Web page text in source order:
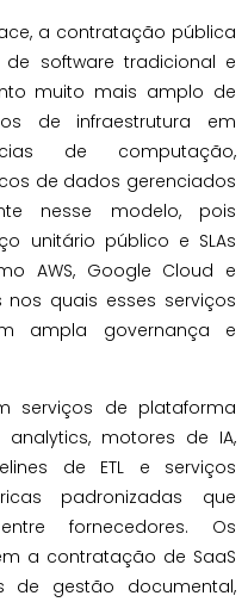
a contratação pública
software tradicional e
muito mais amplo de
de infraestrutura em
de computação,
de dados gerenciados
nesse modelo, pois
unitário público e SLAs
AWS, Google Cloud e
quais esses serviços
ampla governança e
serviços de plataforma
motores de IA,
de ETL e serviços
padronizadas que
fornecedores. Os
a contratação de SaaS
de gestão documental,